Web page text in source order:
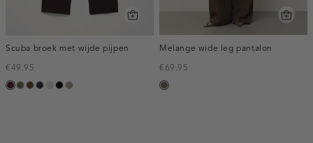
Scuba broek met wijde pijpen
€49.95
pruim,
groen,
donkerbruin
blauw,
kitzwarttaupe,
Melange wide leg pantalon
€69.95
bruin